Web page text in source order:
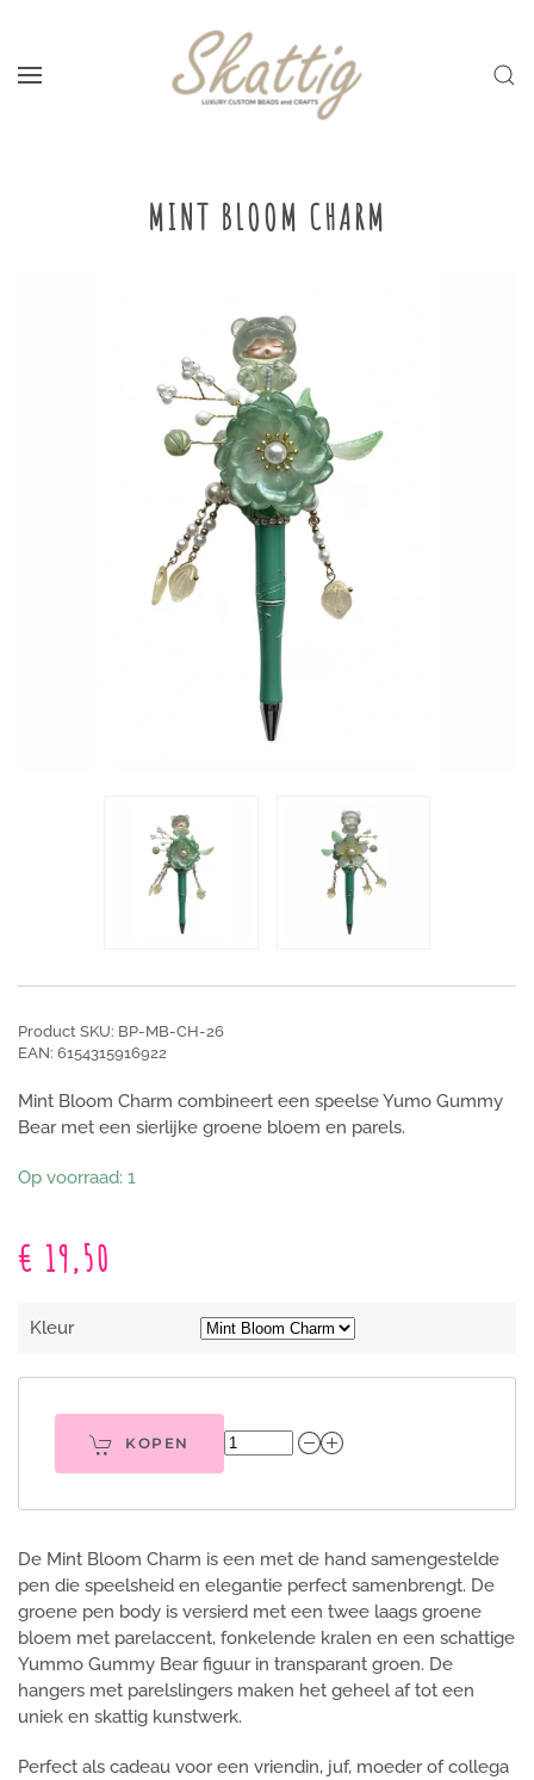
Skip to main content
MINT BLOOM CHARM
Product SKU: BP-MB-CH-26
EAN: 6154315916922
Mint Bloom Charm combineert een speelse Yumo Gummy
Bear met een sierlijke groene bloem en parels.
Op voorraad: 1
€ 19,50
Kleur
KOPEN
De Mint Bloom Charm is een met de hand samengestelde
pen die speelsheid en elegantie perfect samenbrengt. De
groene pen body is versierd met een twee laags groene
bloem met parelaccent, fonkelende kralen en een schattige
Yummo Gummy Bear figuur in transparant groen. De
hangers met parelslingers maken het geheel af tot een
uniek en skattig kunstwerk.
Perfect als cadeau voor een vriendin, juf, moeder of collega